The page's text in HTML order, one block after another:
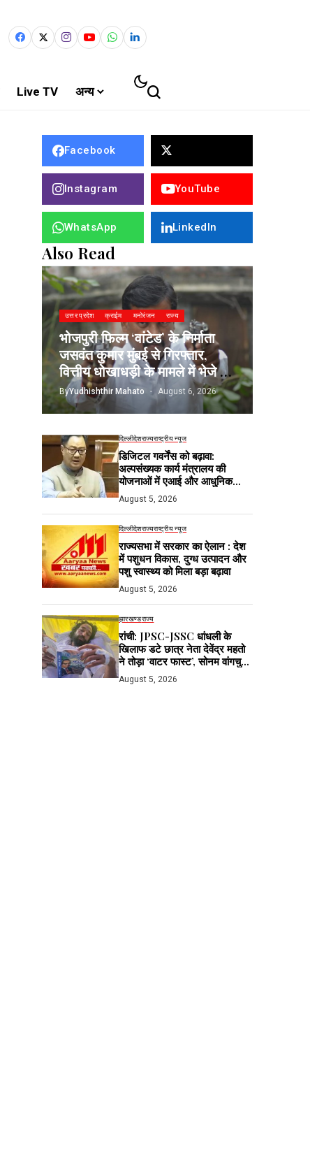
Live TV अन्य
Facebook
Instagram YouTube
WhatsApp LinkedIn
Also Read
उत्तर प्रदेश क्राईम मनोरंजन राज्य
भोजपुरी फिल्म ‘वांटेड’ के निर्माता
जसवंत कुमार मुंबई से गिरफ्तार,
वित्तीय धोखाधड़ी के मामले में भेजे गए
जेल
ByYudhishthir Mahato August 6, 2026
दिल्लीदेशराज्यराष्ट्रीय न्यूज
डिजिटल गवर्नेंस को बढ़ावा:
अल्पसंख्यक कार्य मंत्रालय की
योजनाओं में एआई और आधुनिक
तकनीकों का होगा उपयोग
August 5, 2026
दिल्लीदेशराज्यराष्ट्रीय न्यूज
राज्यसभा में सरकार का ऐलान : देश
में पशुधन विकास, दुग्ध उत्पादन और
पशु स्वास्थ्य को मिला बड़ा बढ़ावा
August 5, 2026
झारखण्डराज्य
रांची: JPSC-JSSC धांधली के
खिलाफ डटे छात्र नेता देवेंद्र महतो
ने तोड़ा ‘वाटर फास्ट’, सोनम वांगचुक
से लाइव बात के बाद मानी अपील; भूख
हड़ताल जारी
August 5, 2026